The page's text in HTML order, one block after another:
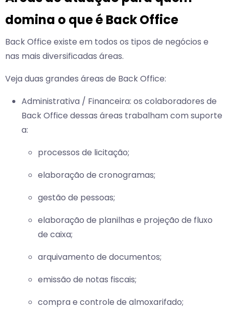
domina o que é Back Office
Back Office existe em todos os tipos de negócios e
nas mais diversificadas áreas.
Veja duas grandes áreas de Back Office:
Administrativa / Financeira: os colaboradores de
Back Office dessas áreas trabalham com suporte
a:
processos de licitação;
elaboração de cronogramas;
gestão de pessoas;
elaboração de planilhas e projeção de fluxo
de caixa;
arquivamento de documentos;
emissão de notas fiscais;
compra e controle de almoxarifado;